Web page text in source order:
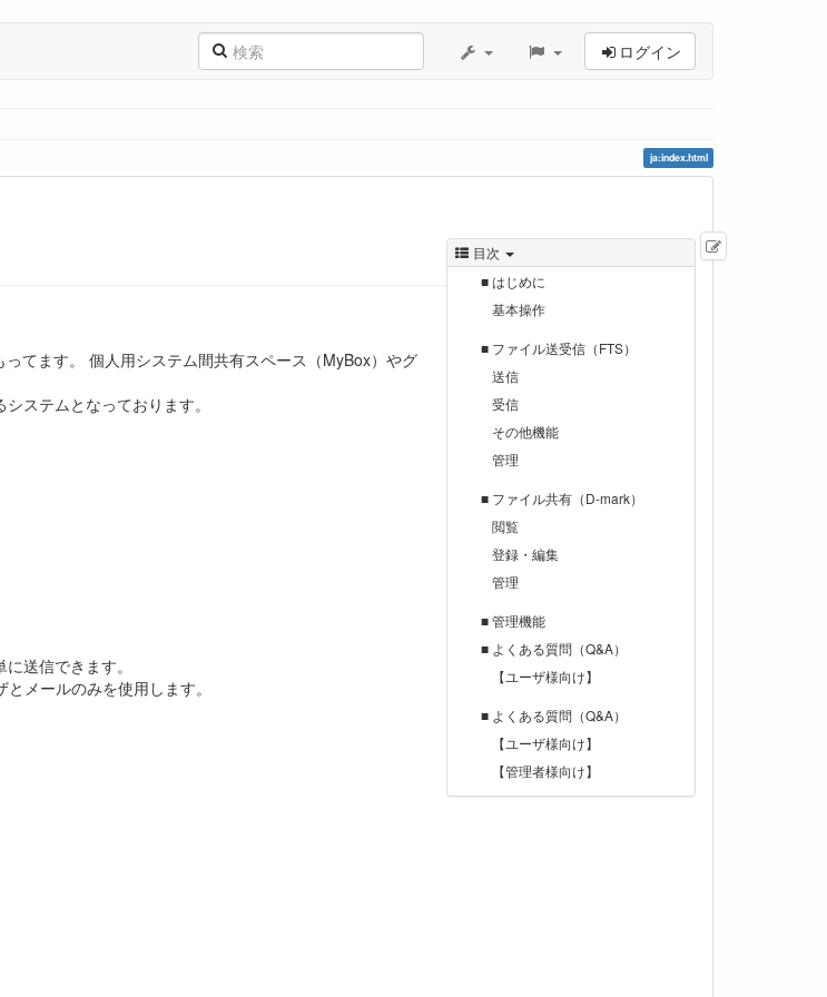
ログイン
ja:index.html
書
目次
■ はじめに
基本操作
■ ファイル送受信（FTS）
送信
受信
その他機能
管理
■ ファイル共有（D-mark）
閲覧
登録・編集
管理
■ 管理機能
■ よくある質問（Q&A）
【ユーザ様向け】
■ よくある質問（Q&A）
【ユーザ様向け】
【管理者様向け】
てます。 個人用システム間共有スペース（MyBox）やグ
ステムとなっております。
送信できます。
メールのみを使用します。